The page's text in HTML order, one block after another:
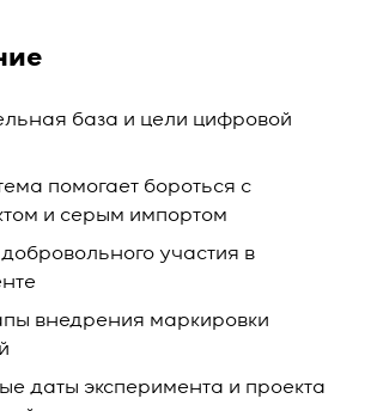
база и цели цифровой
помогает бороться с
и серым импортом
участия в
внедрения маркировки
даты эксперимента и проекта